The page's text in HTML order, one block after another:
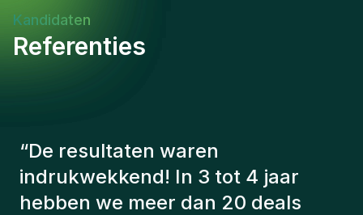
Kandidaten
Referenties
“De consultants van Gentis
hebben altijd rekening gehouden
met een aantal factoren om ons de